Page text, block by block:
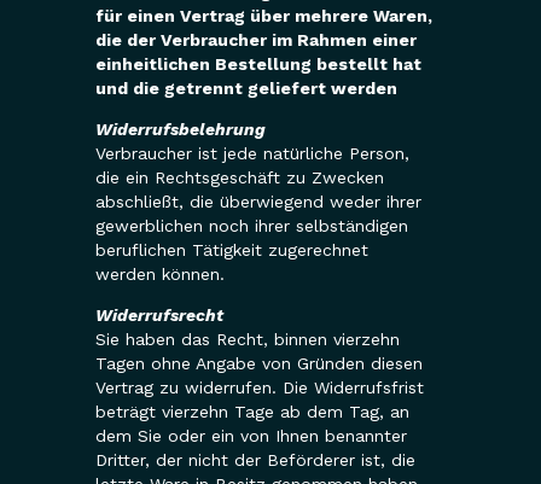
für einen Vertrag über mehrere Waren,
die der Verbraucher im Rahmen einer
einheitlichen Bestellung bestellt hat
und die getrennt geliefert werden
Widerrufsbelehrung
Verbraucher ist jede natürliche Person,
die ein Rechtsgeschäft zu Zwecken
abschließt, die überwiegend weder ihrer
gewerblichen noch ihrer selbständigen
beruflichen Tätigkeit zugerechnet
werden können.
Widerrufsrecht
Sie haben das Recht, binnen vierzehn
Tagen ohne Angabe von Gründen diesen
Vertrag zu widerrufen. Die Widerrufsfrist
beträgt vierzehn Tage ab dem Tag, an
dem Sie oder ein von Ihnen benannter
Dritter, der nicht der Beförderer ist, die